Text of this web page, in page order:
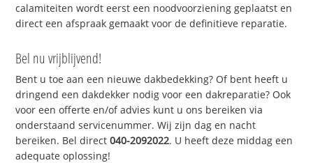
calamiteiten wordt eerst een noodvoorziening geplaatst en
direct een afspraak gemaakt voor de definitieve reparatie.
Bel nu vrijblijvend!
Bent u toe aan een nieuwe dakbedekking? Of bent heeft u
dringend een dakdekker nodig voor een dakreparatie? Ook
voor een offerte en/of advies kunt u ons bereiken via
onderstaand servicenummer. Wij zijn dag en nacht
bereiken. Bel direct040-2092022. U heeft deze middag een
adequate oplossing!